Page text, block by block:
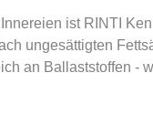
ist RINTI
ungesättigten
an Ballaststoffen -